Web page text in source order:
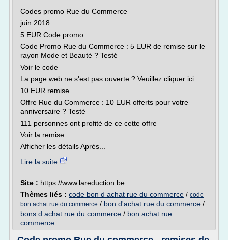
Codes promo Rue du Commerce
juin 2018
5 EUR Code promo
Code Promo Rue du Commerce : 5 EUR de remise sur le
rayon Mode et Beauté ? Testé
Voir le code
La page web ne s'est pas ouverte ? Veuillez cliquer ici.
10 EUR remise
Offre Rue du Commerce : 10 EUR offerts pour votre
anniversaire ? Testé
111 personnes ont profité de ce cette offre
Voir la remise
Afficher les détails Après...
Lire la suite
Site : https://www.lareduction.be
Thèmes liés : code bon d achat rue du commerce / code
bon achat rue du commerce / bon d'achat rue du commerce /
bons d achat rue du commerce / bon achat rue
commerce